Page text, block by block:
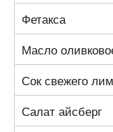
Фетакса
Масло
Сок свежего
Салат айсберг